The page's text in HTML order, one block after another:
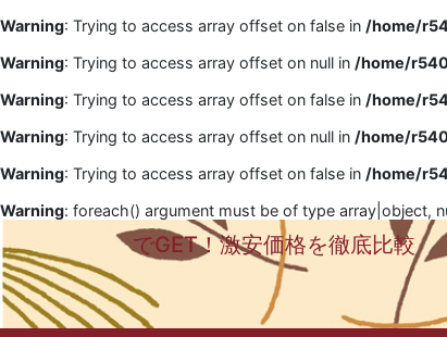
Warning: Trying to access array offset on false in /home/
Warning: Trying to access array offset on null in /home/
Warning: Trying to access array offset on false in /home/
Warning: Trying to access array offset on null in /home/
Warning: Trying to access array offset on false in /home/
Warning: foreach() argument must be of type array|object,
でGET！激安価格を徹底比較